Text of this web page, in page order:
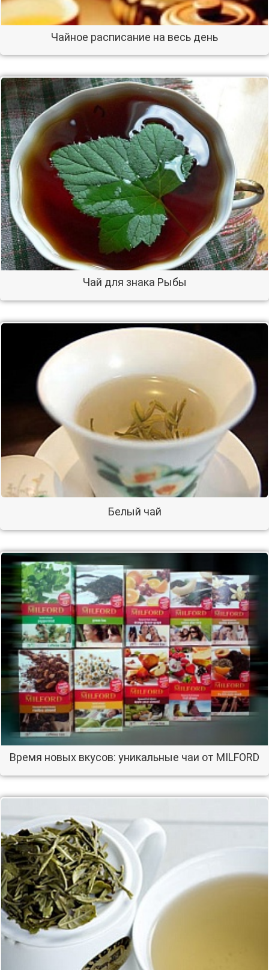
Чайное расписание на весь день
Чай для знака Рыбы
Белый чай
Время новых вкусов: уникальные чаи от MILFORD